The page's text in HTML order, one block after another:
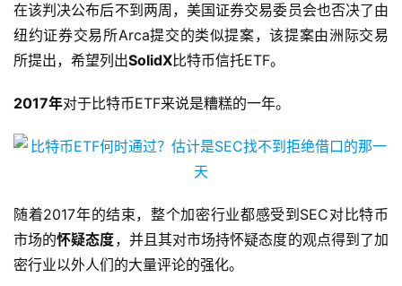
在该判决公布后不到两周，美国证券交易委员会也否决了由
纽约证券交易所Arca提交的类似提案，该提案由洲际交易
所提出，希望列出SolidX比特币信托ETF。
2017年对于比特币ETF来说是糟糕的一年。
随着2017年的结束，整个加密行业都感受到SEC对比特币
市场的怀疑态度，并且其对市场持怀疑态度的观点得到了加
密行业以外人们的大量评论的强化。